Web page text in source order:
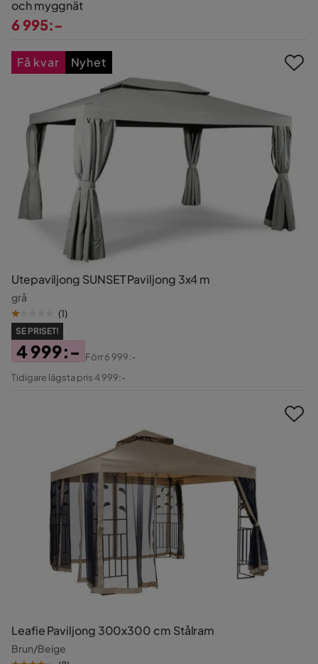
och myggnät
6 995:-
Utepaviljong SUNSET Paviljong 3x4 m
grå
(1)
SE PRISET!
Pris
4 999:-
Original
Förr6 999:-
Tidigare lägsta pris 4 999:-
Få kvar Nyhet
Leafie Paviljong 300x300 cm Stålram
Brun/Beige